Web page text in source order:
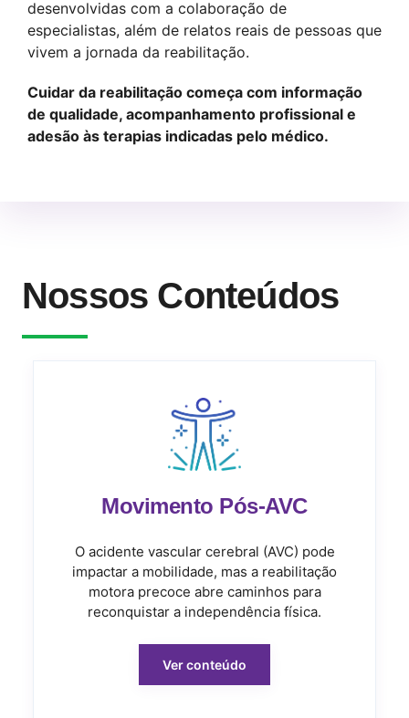
desenvolvidas com a colaboração de
especialistas, além de relatos reais de pessoas que
vivem a jornada da reabilitação.
Cuidar da reabilitação começa com informação
de qualidade, acompanhamento profissional e
adesão às terapias indicadas pelo médico.
Nossos Conteúdos
Movimento Pós-AVC
O acidente vascular cerebral (AVC) pode
impactar a mobilidade, mas a reabilitação
motora precoce abre caminhos para
reconquistar a independência física.
Ver conteúdo